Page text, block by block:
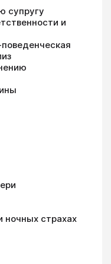
супругу
и
ночных страхах